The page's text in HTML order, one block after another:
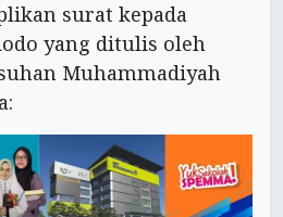
surat kepada
yang ditulis oleh
Muhammadiyah